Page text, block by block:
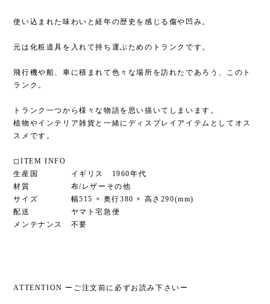
使い込まれた味わいと経年の歴史を感じる傷や凹み。
元は化粧道具を入れて持ち運ぶためのトランクです。
飛行機や船、車に積まれて色々な場所を訪れたであろう、このト
ランク。
トランク一つから様々な物語を思い描いてしまいます。
植物やインテリア雑貨と一緒にディスプレイアイテムとしてオス
スメです。
◻︎ITEM INFO
生産国 イギリス 1960年代
材質 布/レザーその他
サイズ 幅515 × 奥行380 × 高さ290(mm)
配送 ヤマト宅急便
メンテナンス 不要
ATTENTION ーご注文前に必ずお読み下さいー